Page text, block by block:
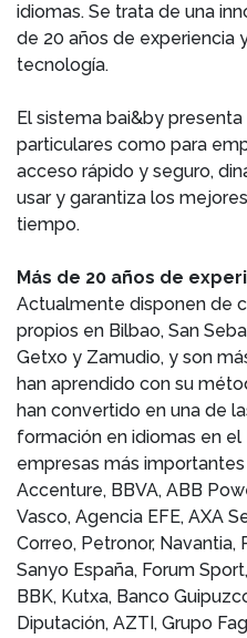
idiomas. Se trata de una
de 20 años de experiencia
tecnología.
El sistema bai&by
particulares como para
acceso rápido y seguro,
usar y garantiza los
tiempo.
Más de 20 años de
Actualmente disponen de
propios en Bilbao, San
Getxo y Zamudio, y son
han aprendido con su
han convertido en una de
formación en idiomas en el
empresas más
Accenture, BBVA, ABB
Vasco, Agencia EFE, AXA
Correo, Petronor, Navantia,
Sanyo España, Forum
BBK, Kutxa, Banco
Diputación, AZTI, Grupo